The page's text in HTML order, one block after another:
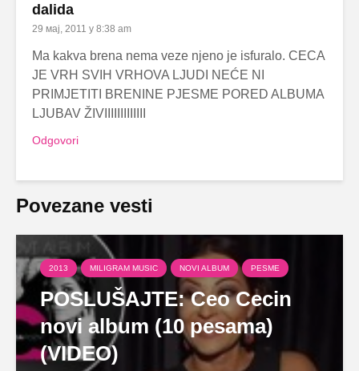
dalida
29 мај, 2011 у 8:38 am
Ma kakva brena nema veze njeno je isfuralo. CECA
JE VRH SVIH VRHOVA LJUDI NEĆE NI
PRIMJETITI BRENINE PJESME PORED ALBUMA
LJUBAV ŽIVIIIIIIIIIIIII
Odgovori
Povezane vesti
2013 MILIGRAM MUSIC NOVI ALBUM PESME
POSLUŠAJTE: Ceo Cecin
novi album (10 pesama)
(VIDEO)